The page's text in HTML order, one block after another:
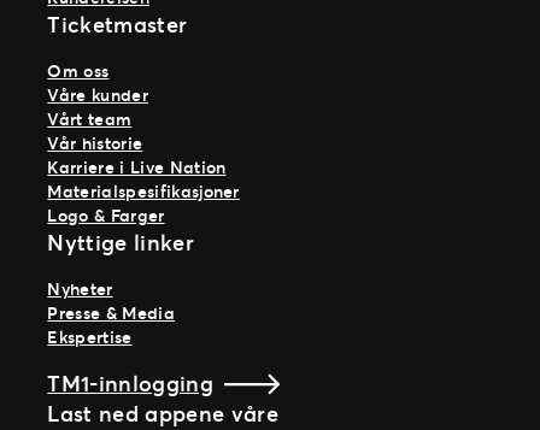
Ticketmaster
Om oss
Våre kunder
Vårt team
Vår historie
Karriere i Live Nation
Materialspesifikasjoner
Logo & Farger
Nyttige linker
Nyheter
Presse & Media
Ekspertise
TM1-innlogging
Last ned appene våre